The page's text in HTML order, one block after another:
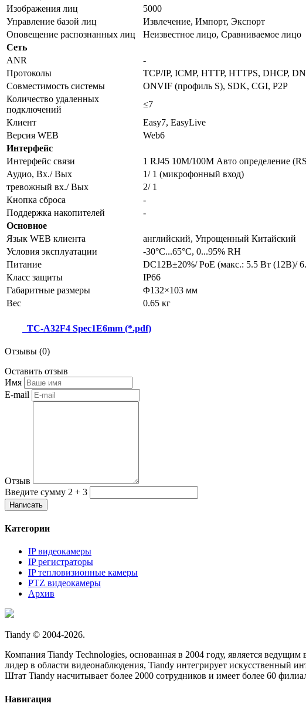
Изображения лиц
5000
Управление базой лиц
Извлечение, Импорт, Экспорт
Оповещение распознанных лиц
Неизвестное лицо, Сравниваемое лицо
Сеть
ANR
-
Протоколы
TCP/IP, ICMP, HTTP, HTTPS, DHCP,
Совместимость системы
ONVIF (профиль S), SDK, CGI, P2P
Количество удаленных
подключений
≤7
Клиент
Easy7, EasyLive
Версия WEB
Web6
Интерфейс
Интерфейс связи
1 RJ45 10M/100M Авто определение
Аудио, Вх./ Вых
1/ 1 (микрофонный вход)
тревожный вх./ Вых
2/ 1
Кнопка сброса
-
Поддержка накопителей
-
Основное
Язык WEB клиента
английский, Упрощенный Китайский
Условия эксплуатации
-30°С...65°С, 0...95% RH
Питание
DC12В±20%/ PoE (макс.: 5.5 Вт (12В)/
Класс защиты
IP66
Габаритные размеры
Φ132×103 мм
Вес
0.65 кг
TC-A32F4 Spec1E6mm (*.pdf)
Отзывы (0)
Оставить отзыв
Имя
E-mail
Отзыв
Введите сумму 2 + 3
Категории
IP видеокамеры
IP регистраторы
IP тепловизионные камеры
PTZ видеокамеры
Архив
Tiandy © 2004-2026.
Компания Tiandy Technologies, основанная в 2004 году, является
лидер в области видеонаблюдения, Tiandy интегрирует искусственный
Штат Tiandy насчитывает более 2000 сотрудников и имеет более 60
Навигация